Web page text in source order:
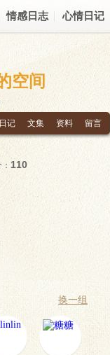
情感日志 心情日记
空间
日记 文集 资料 留言
110
换一组